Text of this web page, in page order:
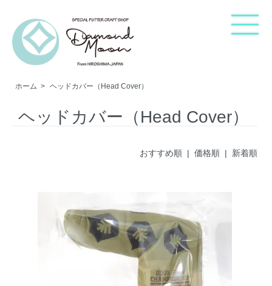
ホーム
ショップについて
お問い合わせ
ホーム > ヘッドカバー（Head Cover）
ヘッドカバー（Head Cover）
おすすめ順| 価格順 | 新着順